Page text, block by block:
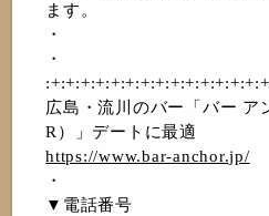
ます。
・
・
広島・流川のバー「バー ア
R）」デートに最適
https://www.bar-anchor.jp/
・
▼電話番号